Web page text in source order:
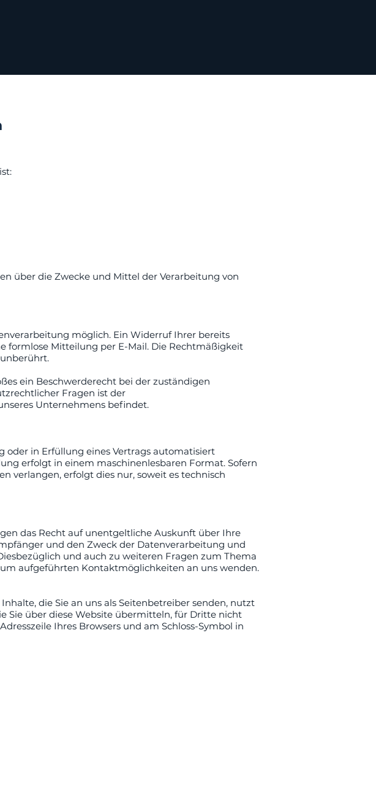
über die Zwecke und Mittel der Verarbeitung von
möglich. Ein Widerruf Ihrer bereits
Mitteilung per E-Mail. Die Rechtmäßigkeit
ein Beschwerderecht bei der zuständigen
Fragen ist der
Unternehmens befindet.
oder in Erfüllung eines Vertrags automatisiert
erfolgt in einem maschinenlesbaren Format. Sofern
verlangen, erfolgt dies nur, soweit es technisch
das Recht auf unentgeltliche Auskunft über Ihre
und den Zweck der Datenverarbeitung und
und auch zu weiteren Fragen zum Thema
aufgeführten Kontaktmöglichkeiten an uns wenden.
die Sie an uns als Seitenbetreiber senden, nutzt
Sie über diese Website übermitteln, für Dritte nicht
Ihres Browsers und am Schloss-Symbol in